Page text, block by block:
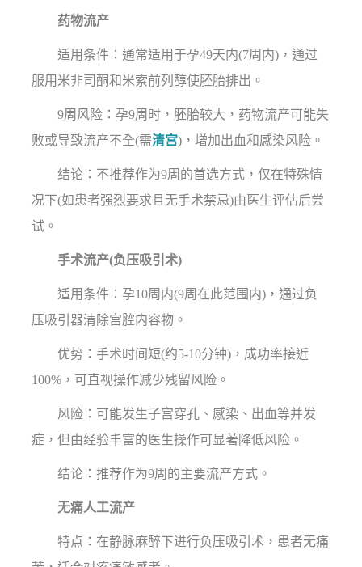
药物流产
适用条件：通常适用于孕49天内(7周内)，通过
服用米非司酮和米索前列醇使胚胎排出。
9周风险：孕9周时，胚胎较大，药物流产可能失
败或导致流产不全(需清宫)，增加出血和感染风险。
结论：不推荐作为9周的首选方式，仅在特殊情
况下(如患者强烈要求且无手术禁忌)由医生评估后尝
试。
手术流产(负压吸引术)
适用条件：孕10周内(9周在此范围内)，通过负
压吸引器清除宫腔内容物。
优势：手术时间短(约5-10分钟)，成功率接近
100%，可直视操作减少残留风险。
风险：可能发生子宫穿孔、感染、出血等并发
症，但由经验丰富的医生操作可显著降低风险。
结论：推荐作为9周的主要流产方式。
无痛人工流产
特点：在静脉麻醉下进行负压吸引术，患者无痛